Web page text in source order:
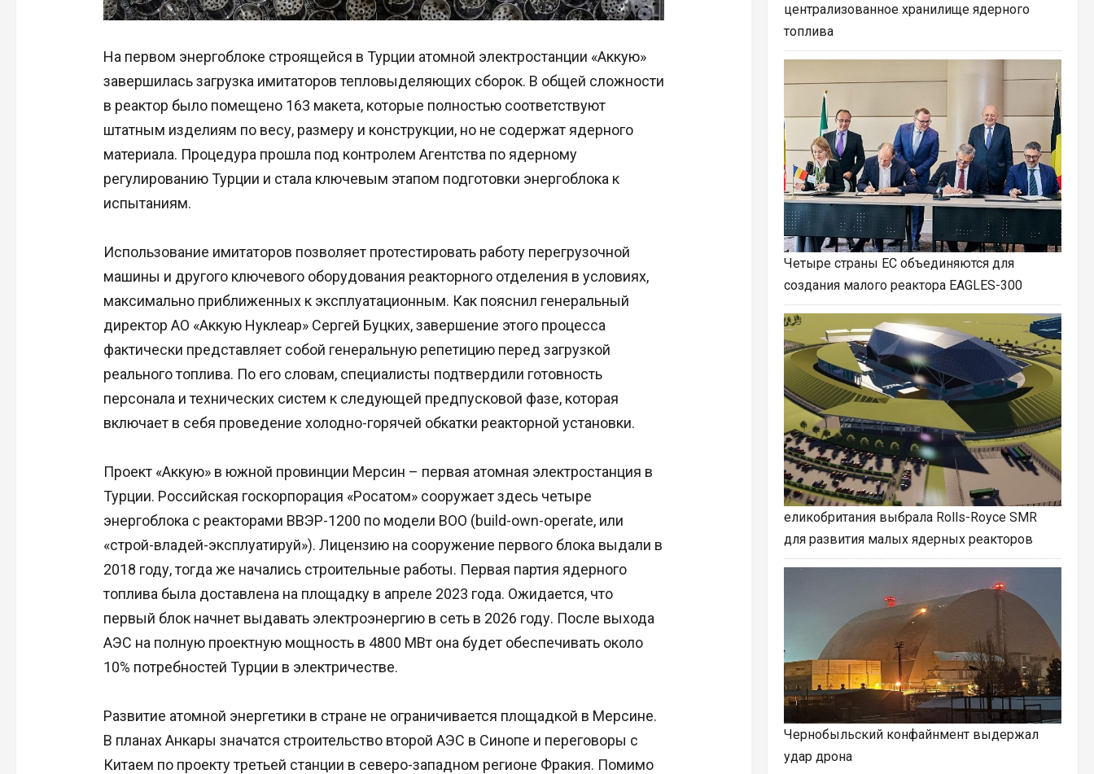
На первом энергоблоке строящейся в Турции атомной электростанции «Аккую»
завершилась загрузка имитаторов тепловыделяющих сборок. В общей сложности
в реактор было помещено 163 макета, которые полностью соответствуют
штатным изделиям по весу, размеру и конструкции, но не содержат ядерного
материала. Процедура прошла под контролем Агентства по ядерному
регулированию Турции и стала ключевым этапом подготовки энергоблока к
испытаниям.
Использование имитаторов позволяет протестировать работу перегрузочной
машины и другого ключевого оборудования реакторного отделения в условиях,
максимально приближенных к эксплуатационным. Как пояснил генеральный
директор АО «Аккую Нуклеар» Сергей Буцких, завершение этого процесса
фактически представляет собой генеральную репетицию перед загрузкой
реального топлива. По его словам, специалисты подтвердили готовность
персонала и технических систем к следующей предпусковой фазе, которая
включает в себя проведение холодно-горячей обкатки реакторной установки.
Проект «Аккую» в южной провинции Мерсин – первая атомная электростанция в
Турции. Российская госкорпорация «Росатом» сооружает здесь четыре
энергоблока с реакторами ВВЭР-1200 по модели BOO (build-own-operate, или
«строй-владей-эксплуатируй»). Лицензию на сооружение первого блока выдали в
2018 году, тогда же начались строительные работы. Первая партия ядерного
топлива была доставлена на площадку в апреле 2023 года. Ожидается, что
первый блок начнет выдавать электроэнергию в сеть в 2026 году. После выхода
АЭС на полную проектную мощность в 4800 МВт она будет обеспечивать около
10% потребностей Турции в электричестве.
Развитие атомной энергетики в стране не ограничивается площадкой в Мерсине.
В планах Анкары значатся строительство второй АЭС в Синопе и переговоры с
Китаем по проекту третьей станции в северо-западном регионе Фракия. Помимо
централизованное хранилище ядерного
топлива
Четыре страны ЕС объединяются для
создания малого реактора EAGLES-300
еликобритания выбрала Rolls-Royce SMR
для развития малых ядерных реакторов
Чернобыльский конфайнмент выдержал
удар дрона